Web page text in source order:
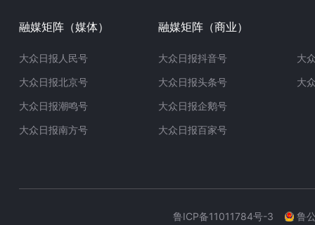
融媒矩阵（媒体）
大众日报人民号
大众日报北京号
大众日报潮鸣号
大众日报南方号
融媒矩阵（商业）
大众日报抖音号
大众日报头条号
大众日报企鹅号
大众日报百家号
大
大
鲁ICP备11011784号-3 鲁